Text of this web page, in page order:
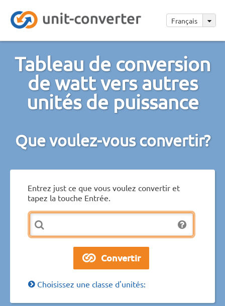
Français
Tableau de conversion
de watt vers autres
unités de puissance
Que voulez-vous convertir?
Entrez just ce que vous voulez convertir et
tapez la touche Entrée.
Choisissez une classe d'unités: